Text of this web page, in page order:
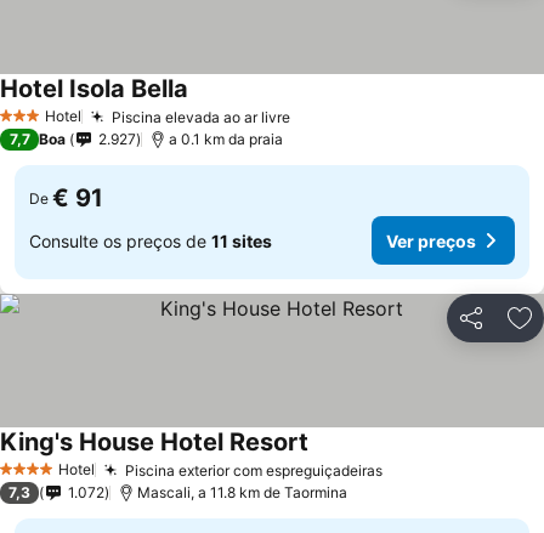
3 EstrelasHotel Piscina elevada ao ar livreVer preços
Hotel Isola Bella
7,7 Boa 2.927 a 0.1 km da praia
De € 91
Consulte os preços de 11 sites Ver preços
Partilhar
4 EstrelasHotel Piscina exterior com espreguiçadeirasVer preços
King's House Hotel Resort
7,3 1.072 Mascali, a 11.8 km de Taormina